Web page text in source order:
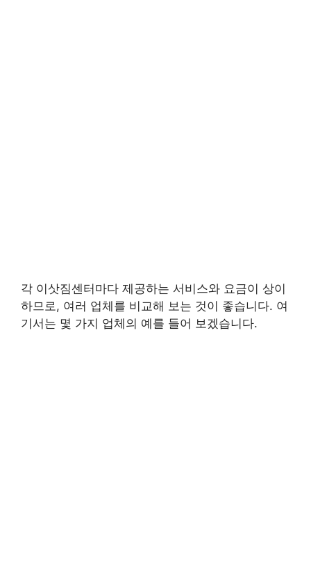
각 이삿짐센터마다 제공하는 서비스와 요금이 상이
하므로, 여러 업체를 비교해 보는 것이 좋습니다. 여
기서는 몇 가지 업체의 예를 들어 보겠습니다.